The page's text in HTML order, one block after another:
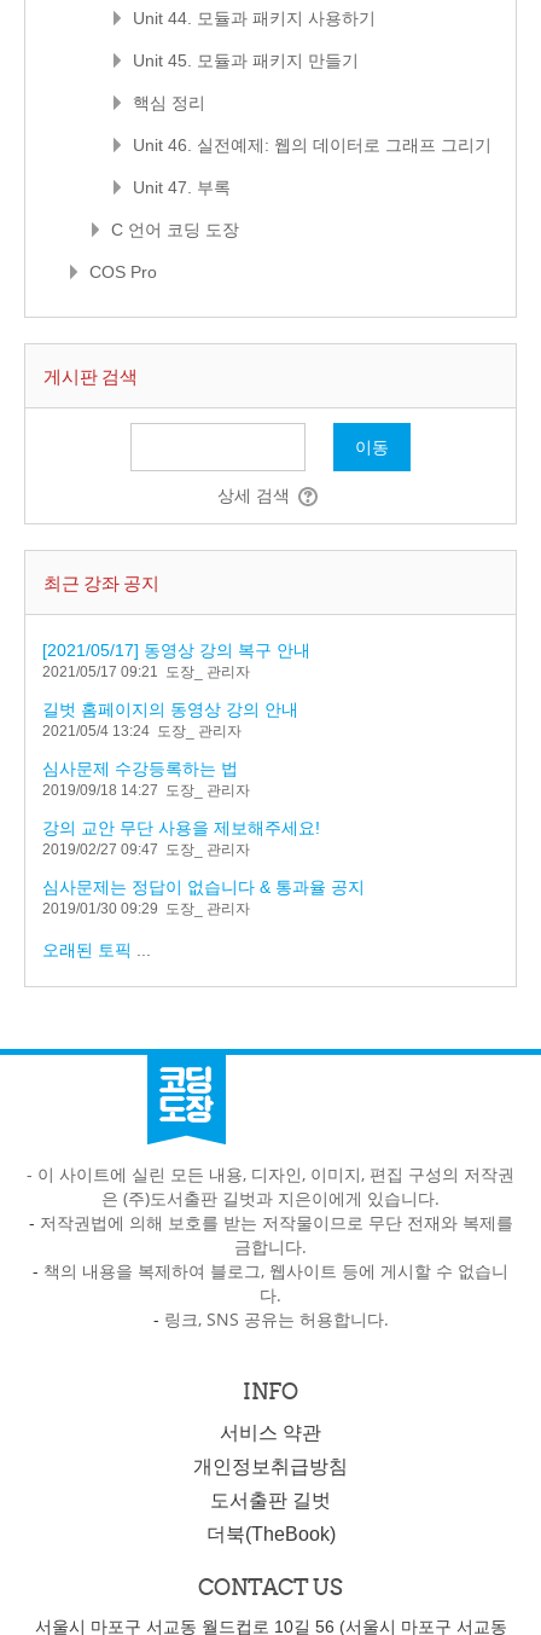
Unit 44. 모듈과 패키지 사용하기
Unit 45. 모듈과 패키지 만들기
핵심 정리
Unit 46. 실전예제: 웹의 데이터로 그래프 그리기
Unit 47. 부록
C 언어 코딩 도장
COS Pro
게시판 검색
이동
상세 검색
최근 강좌 공지
2021/05/17 09:21 도장_ 관리자
[2021/05/17] 동영상 강의 복구 안내
2021/05/4 13:24 도장_ 관리자
길벗 홈페이지의 동영상 강의 안내
2019/09/18 14:27 도장_ 관리자
심사문제 수강등록하는 법
2019/02/27 09:47 도장_ 관리자
강의 교안 무단 사용을 제보해주세요!
2019/01/30 09:29 도장_ 관리자
심사문제는 정답이 없습니다 & 통과율 공지
오래된 토픽
- 이 사이트에 실린 모든 내용, 디자인, 이미지, 편집 구성의 저작권
은 (주)도서출판 길벗과 지은이에게 있습니다.
- 저작권법에 의해 보호를 받는 저작물이므로 무단 전재와 복제를
금합니다.
- 책의 내용을 복제하여 블로그, 웹사이트 등에 게시할 수 없습니
다.
- 링크, SNS 공유는 허용합니다.
INFO
서비스 약관
개인정보취급방침
도서출판 길벗
더북(TheBook)
CONTACT US
서울시 마포구 서교동 월드컵로 10길 56 (서울시 마포구 서교동